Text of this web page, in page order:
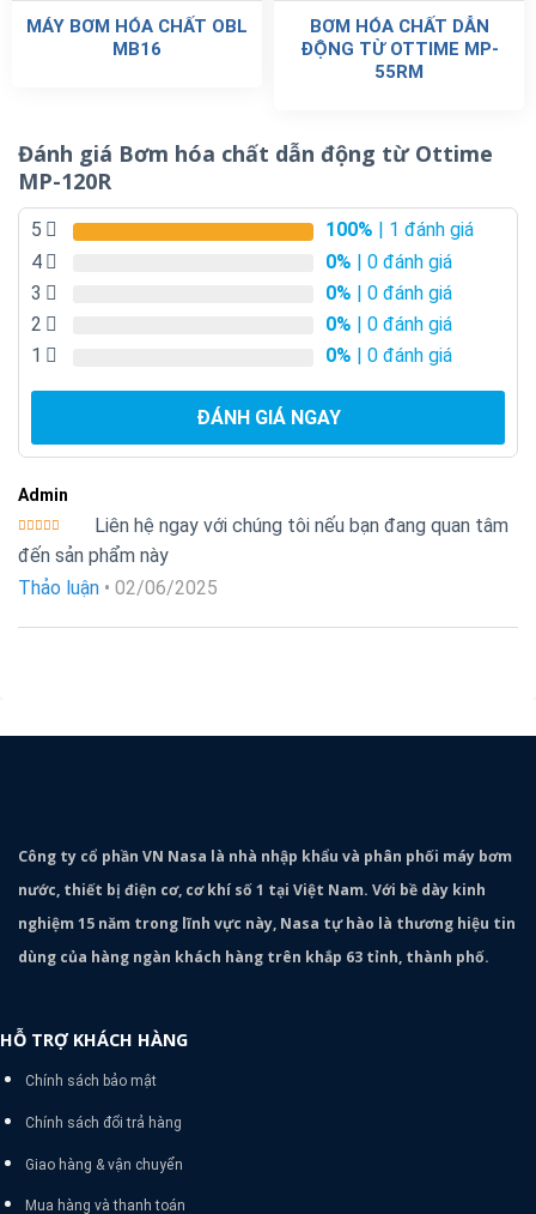
MÁY BƠM HÓA CHẤT OBL
MB16
BƠM HÓA CHẤT DẪN
ĐỘNG TỪ OTTIME MP-
55RM
Đánh giá Bơm hóa chất dẫn động từ Ottime
MP-120R
5 100% | 1 đánh giá
4
0% | 0 đánh giá
3
0% | 0 đánh giá
2
0% | 0 đánh giá
1
0% | 0 đánh giá
ĐÁNH GIÁ NGAY
Admin
Được xếp
hạng 55
Liên hệ ngay với chúng tôi nếu bạn đang quan tâm
đến sản phẩm này
Thảo luận • 02/06/2025
Công ty cổ phần VN Nasa là nhà nhập khẩu và phân phối máy bơm
nước, thiết bị điện cơ, cơ khí số 1 tại Việt Nam. Với bề dày kinh
nghiệm 15 năm trong lĩnh vực này, Nasa tự hào là thương hiệu tin
dùng của hàng ngàn khách hàng trên khắp 63 tỉnh, thành phố.
HỖ TRỢ KHÁCH HÀNG
Chính sách bảo mật
Chính sách đổi trả hàng
Giao hàng & vận chuyển
Mua hàng và thanh toán